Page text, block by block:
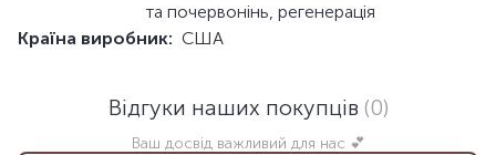
та почервонінь, регенерація
Країна виробник: США
Відгуки наших покупців (0)
Ваш досвід важливий для нас 💕